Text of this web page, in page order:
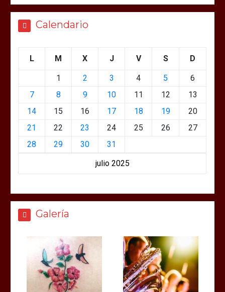
Calendario
julio 2025
L M X J V S D
1 2 3 4 5
6
7
8 9 10 11 12
13
14
15 16 17 18 19
20
21
22 23 24 25 26
27
28
29 30 31
Galería